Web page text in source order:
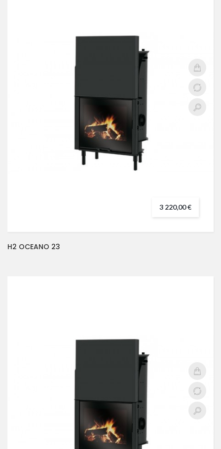
3 220,00 €
H2 OCEANO 23